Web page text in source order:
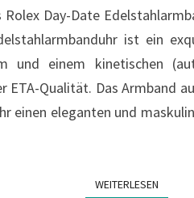
BLACK
DIAL
80294
Rolex Day-Date
ist ein
und einem kinetischen
ETA-Qualität. Das Armband
einen eleganten und
WEITERLESEN